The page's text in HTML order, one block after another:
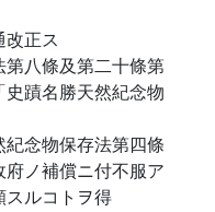
正ス
八條及第二十條第
蹟名勝天然紀念物
紀念物保存法第四條
ノ補償ニ付不服ア
スルコトヲ得